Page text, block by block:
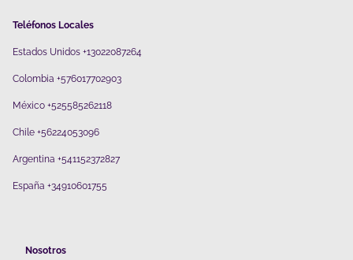
Teléfonos Locales
Estados Unidos +13022087264
Colombia +576017702903
México +525585262118
Chile +56224053096
Argentina +541152372827
España +34910601755
Nosotros